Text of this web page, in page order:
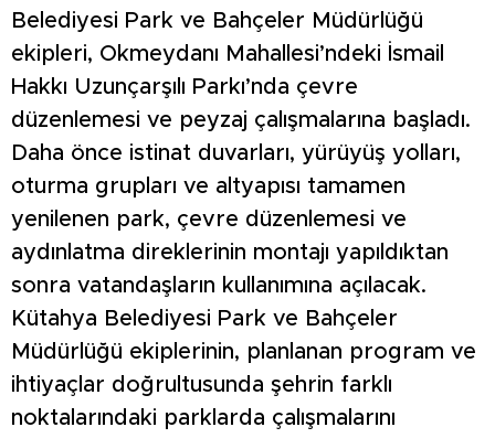
Belediyesi Park ve Bahçeler Müdürlüğü
ekipleri, Okmeydanı Mahallesi’ndeki İsmail
Hakkı Uzunçarşılı Parkı’nda çevre
düzenlemesi ve peyzaj çalışmalarına başladı.
Daha önce istinat duvarları, yürüyüş yolları,
oturma grupları ve altyapısı tamamen
yenilenen park, çevre düzenlemesi ve
aydınlatma direklerinin montajı yapıldıktan
sonra vatandaşların kullanımına açılacak.
Kütahya Belediyesi Park ve Bahçeler
Müdürlüğü ekiplerinin, planlanan program ve
ihtiyaçlar doğrultusunda şehrin farklı
noktalarındaki parklarda çalışmalarını